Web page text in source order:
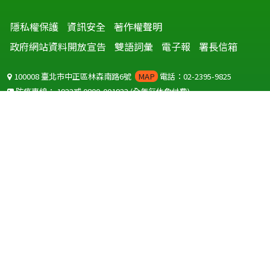
隱私權保護 資訊安全 著作權聲明
政府網站資料開放宣告
雙語詞彙 電子報 署長信箱
100008 臺北市中正區林森南路6號 MAP 電話：02-2395-9825
防疫專線：1922或0800-001922(全年無休免付費)